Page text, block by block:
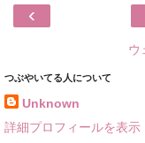
‹
ウ
つぶやいてる人について
Unknown
詳細プロフィールを表示